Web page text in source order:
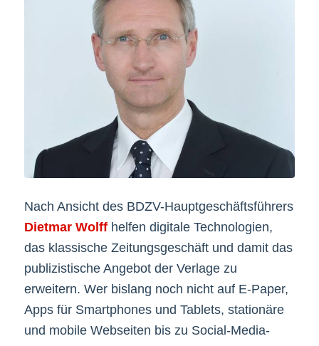
Nach Ansicht des BDZV-Hauptgeschäftsführers
Dietmar Wolffhelfen digitale Technologien,
das klassische Zeitungsgeschäft und damit das
publizistische Angebot der Verlage zu
erweitern. Wer bislang noch nicht auf E-Paper,
Apps für Smartphones und Tablets, stationäre
und mobile Webseiten bis zu Social-Media-